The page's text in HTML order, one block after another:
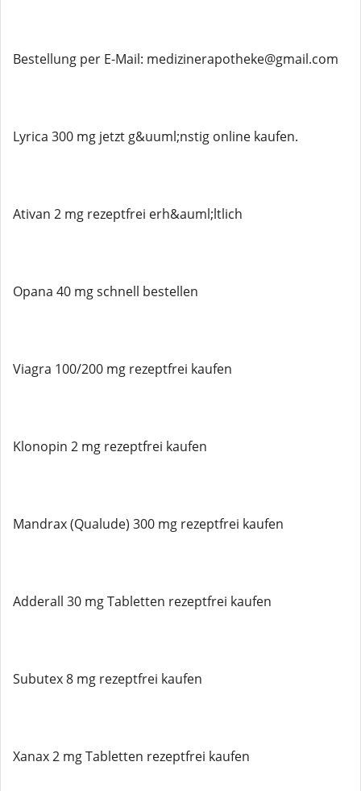
Bestellung per E-Mail: medizinerapotheke@gmail.com
Lyrica 300 mg jetzt g&uuml;nstig online kaufen.
Ativan 2 mg rezeptfrei erh&auml;ltlich
Opana 40 mg schnell bestellen
Viagra 100/200 mg rezeptfrei kaufen
Klonopin 2 mg rezeptfrei kaufen
Mandrax (Qualude) 300 mg rezeptfrei kaufen
Adderall 30 mg Tabletten rezeptfrei kaufen
Subutex 8 mg rezeptfrei kaufen
Xanax 2 mg Tabletten rezeptfrei kaufen